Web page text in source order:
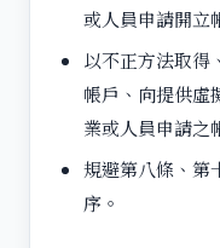
或人員申請開立
以不正方法取得
帳戶、向提供虛
業或人員申請之
規避第八條、第
序。